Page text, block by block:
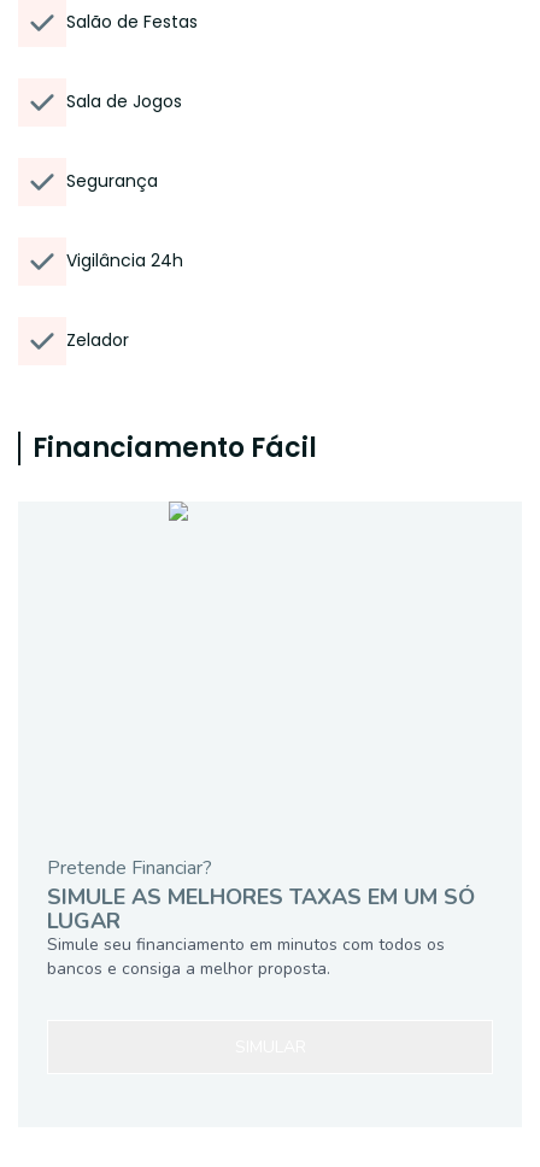
Salão de Festas
Sala de Jogos
Segurança
Vigilância 24h
Zelador
Financiamento Fácil
Pretende Financiar?
SIMULE AS MELHORES TAXAS EM UM SÓ
LUGAR
Simule seu financiamento em minutos com todos os
bancos e consiga a melhor proposta.